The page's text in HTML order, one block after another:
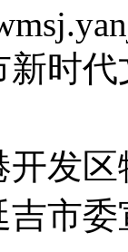
时
发
市